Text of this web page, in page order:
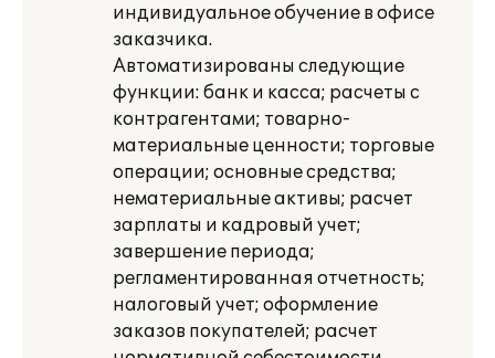
индивидуальное обучение в офисе
заказчика.
Автоматизированы следующие
функции: банк и касса; расчеты с
контрагентами; товарно-
материальные ценности; торговые
операции; основные средства;
нематериальные активы; расчет
зарплаты и кадровый учет;
завершение периода;
регламентированная отчетность;
налоговый учет; оформление
заказов покупателей; расчет